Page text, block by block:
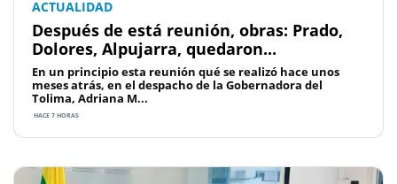
ACTUALIDAD
Después de está reunión, obras: Prado,
Dolores, Alpujarra, quedaron...
En un principio esta reunión qué se realizó hace unos
meses atrás, en el despacho de la Gobernadora del
Tolima, Adriana M...
HACE 7 HORAS